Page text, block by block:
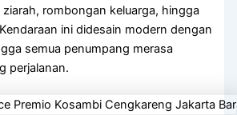
rombongan keluarga, hingga
ini didesain modern dengan
semua penumpang merasa
perjalanan.